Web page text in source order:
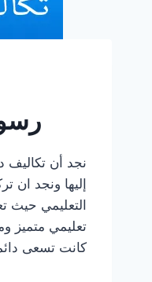
نجد أن تكاليف
إليها ونجد ان
التعليمي حيث
تعليمي متميز
كانت تسعى